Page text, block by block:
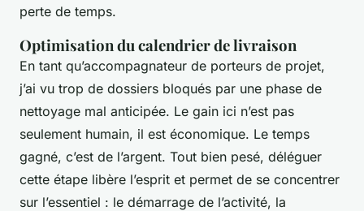
perte de temps.
Optimisation du calendrier de livraison
En tant qu’accompagnateur de porteurs de projet,
j’ai vu trop de dossiers bloqués par une phase de
nettoyage mal anticipée. Le gain ici n’est pas
seulement humain, il est économique. Le temps
gagné, c’est de l’argent. Tout bien pesé, déléguer
cette étape libère l’esprit et permet de se concentrer
sur l’essentiel : le démarrage de l’activité, la